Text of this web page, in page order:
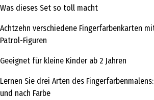
Was dieses Set so toll macht
Achtzehn verschiedene Fingerfarbenkarten
Patrol-Figuren
Geeignet für kleine Kinder ab 2 Jahren
Lernen Sie drei Arten des
und nach Farbe